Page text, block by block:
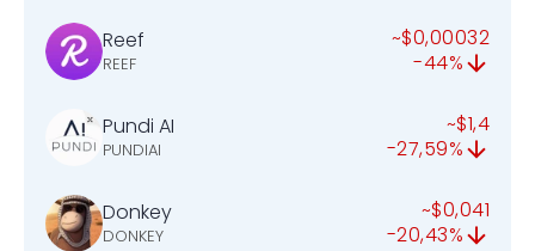
Reef
REEF
~$0,00032
-44%
Pundi AI
PUNDIAI
~$1,4
-27,59%
Donkey
DONKEY
~$0,041
-20,43%